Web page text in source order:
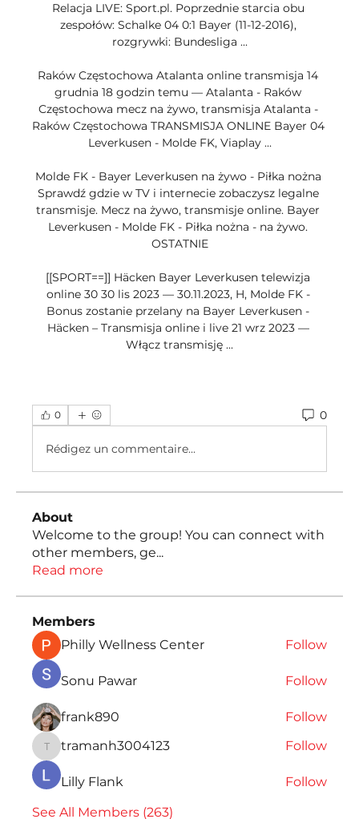
Relacja LIVE: Sport.pl. Poprzednie starcia obu
zespołów: Schalke 04 0:1 Bayer (11-12-2016),
rozgrywki: Bundesliga ...
Raków Częstochowa Atalanta online transmisja 14
grudnia 18 godzin temu — Atalanta - Raków
Częstochowa mecz na żywo, transmisja Atalanta -
Raków Częstochowa TRANSMISJA ONLINE Bayer 04
Leverkusen - Molde FK, Viaplay ...
Molde FK - Bayer Leverkusen na żywo - Piłka nożna
Sprawdź gdzie w TV i internecie zobaczysz legalne
transmisje. Mecz na żywo, transmisje online. Bayer
Leverkusen - Molde FK - Piłka nożna - na żywo.
OSTATNIE
[[SPORT==]] Häcken Bayer Leverkusen telewizja
online 30 30 lis 2023 — 30.11.2023, H, Molde FK -
Bonus zostanie przelany na Bayer Leverkusen -
Häcken – Transmisja online i live 21 wrz 2023 —
Włącz transmisję ...
0 0
Rédigez un commentaire...
About
Welcome to the group! You can connect with
other members, ge...
Read more
Members
Philly Wellness Center
Follow
Sonu Pawar Follow
frank890 Follow
tramanh3004123
tramanh3004123 Follow
Lilly Flank
Follow
See All Members (263)